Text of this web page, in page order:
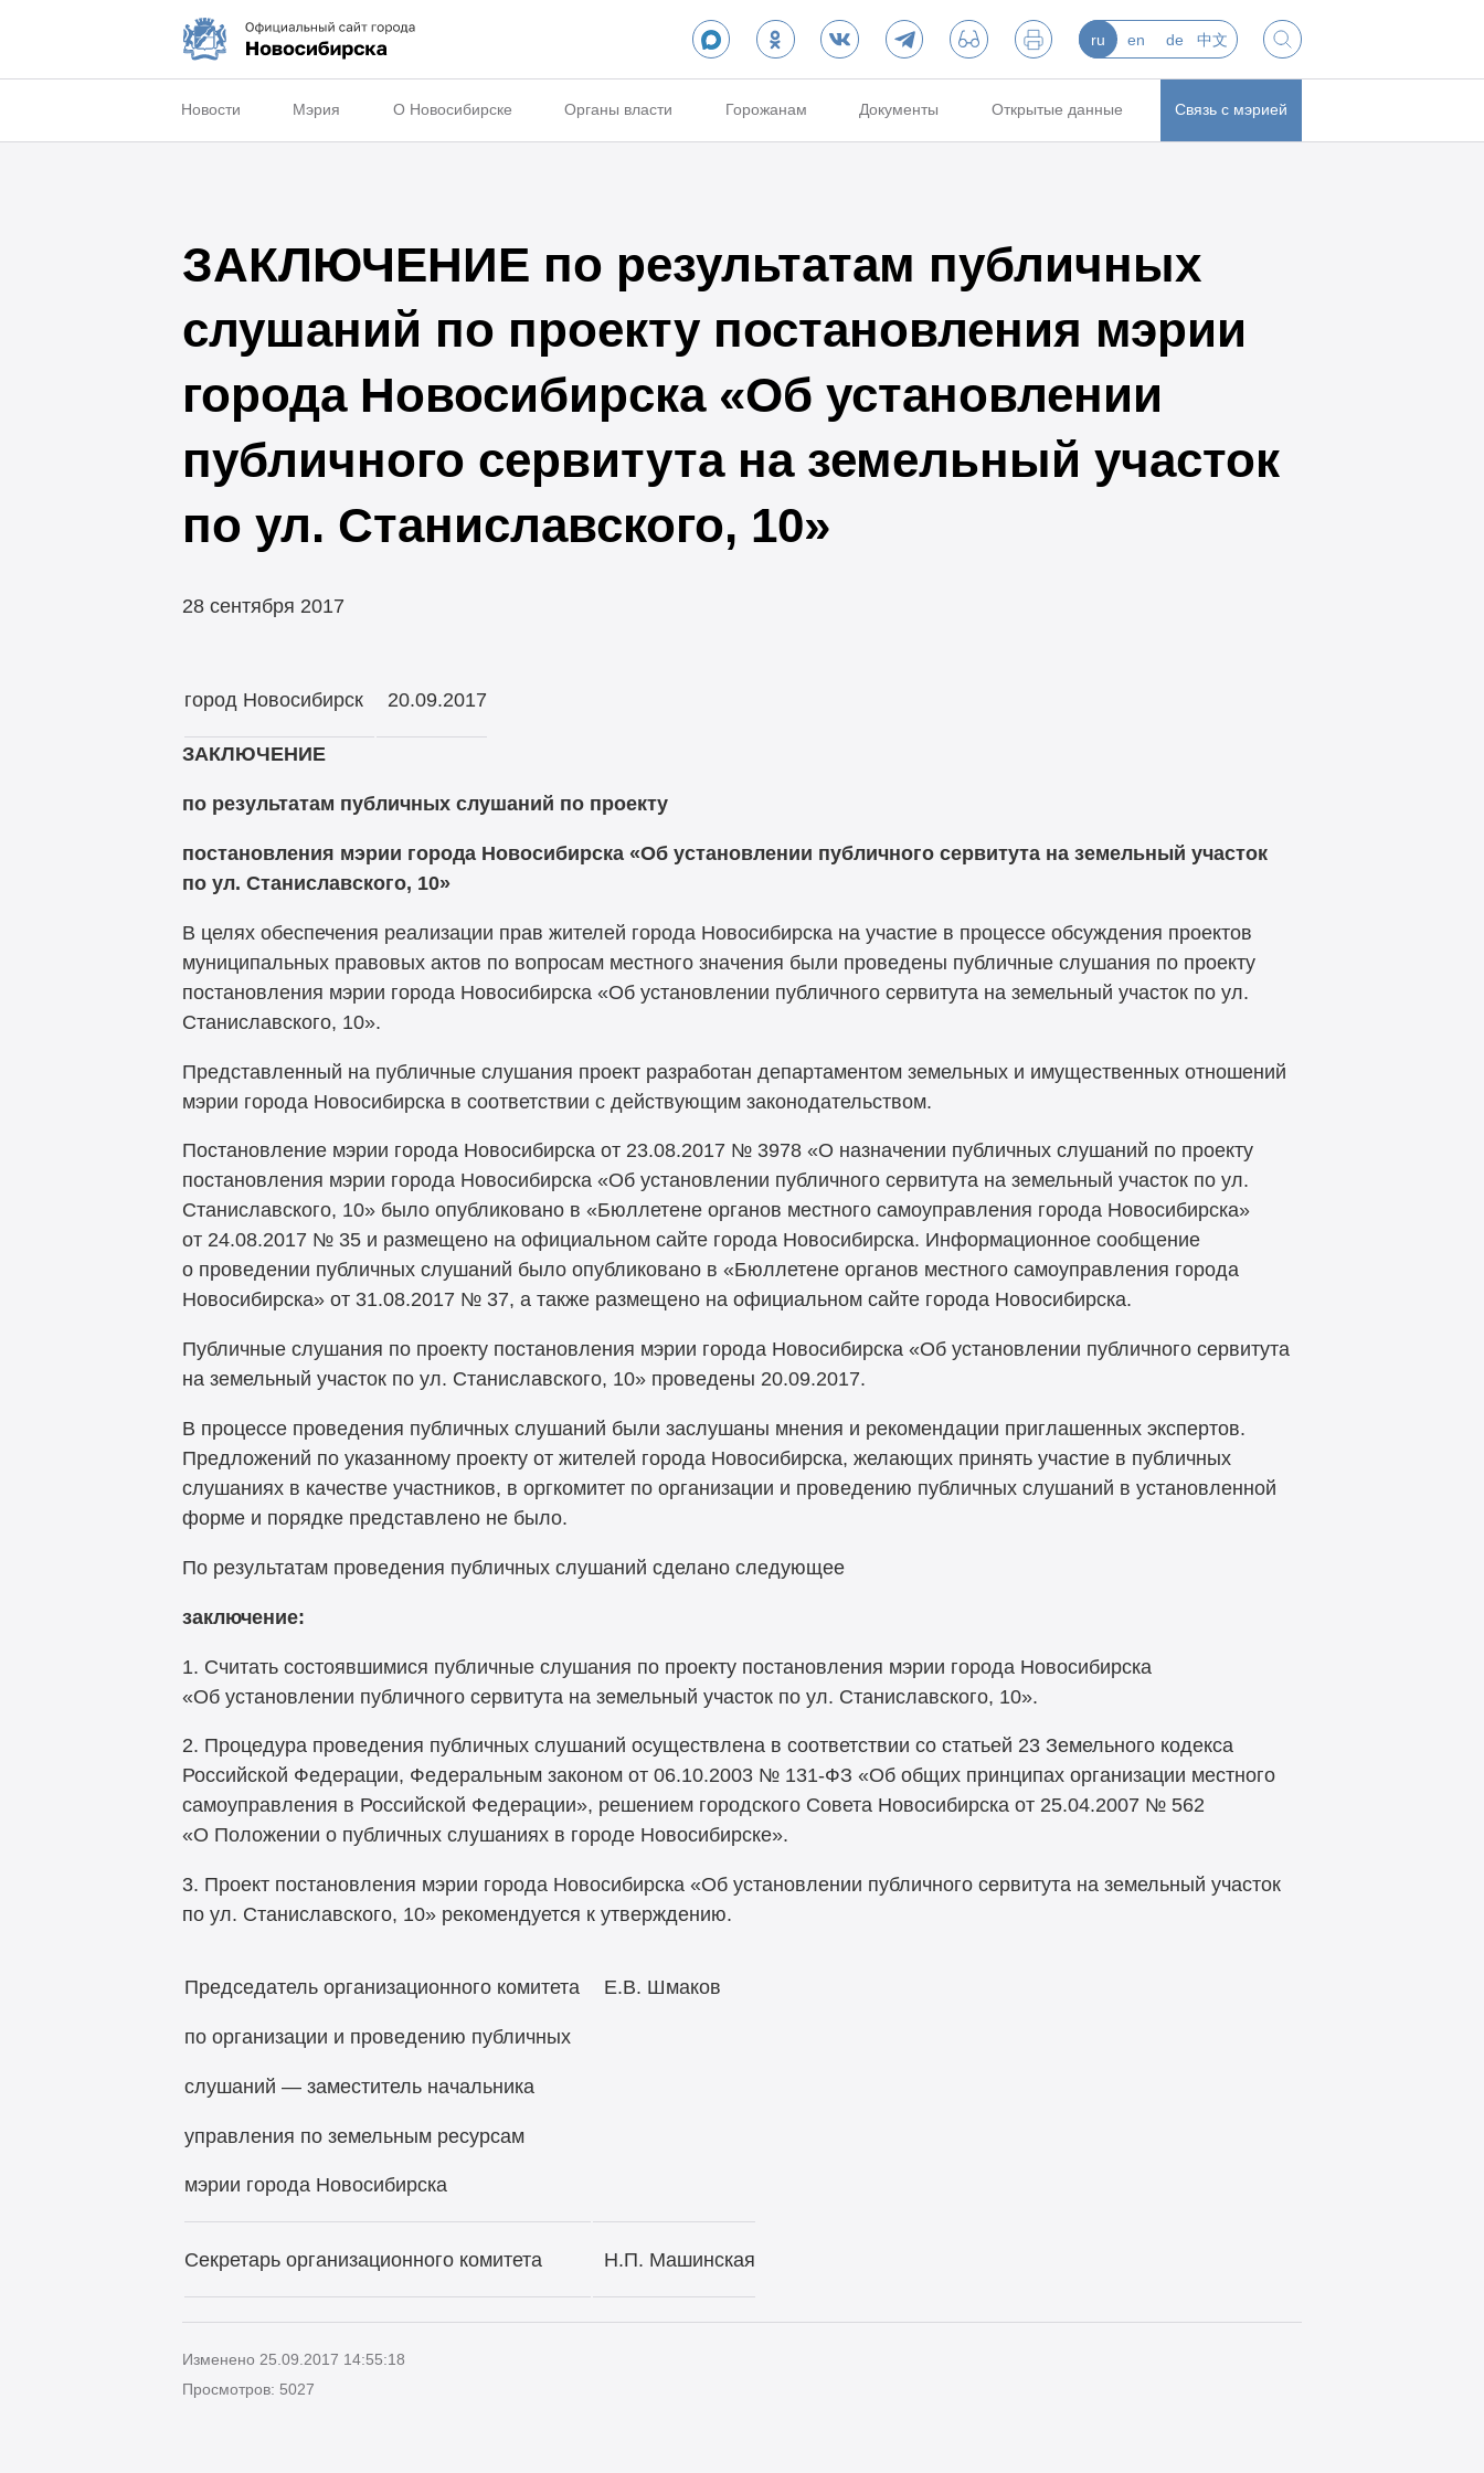
ru en de 中文
Новости Мэрия О Новосибирске Органы власти Горожанам Документы Открытые данные Связь с мэрией
ЗАКЛЮЧЕНИЕ по результатам публичных
слушаний по проекту постановления мэрии
города Новосибирска «Об установлении
публичного сервитута на земельный участок
по ул. Станиславского, 10»
28 сентября 2017
город Новосибирск 20.09.2017
ЗАКЛЮЧЕНИЕ
по результатам публичных слушаний по проекту
постановления мэрии города Новосибирска «Об установлении публичного сервитута на земельный участок
по ул. Станиславского, 10»
В целях обеспечения реализации прав жителей города Новосибирска на участие в процессе обсуждения проектов
муниципальных правовых актов по вопросам местного значения были проведены публичные слушания по проекту
постановления мэрии города Новосибирска «Об установлении публичного сервитута на земельный участок по ул.
Станиславского, 10».
Представленный на публичные слушания проект разработан департаментом земельных и имущественных отношений
мэрии города Новосибирска в соответствии с действующим законодательством.
Постановление мэрии города Новосибирска от 23.08.2017 № 3978 «О назначении публичных слушаний по проекту
постановления мэрии города Новосибирска «Об установлении публичного сервитута на земельный участок по ул.
Станиславского, 10» было опубликовано в «Бюллетене органов местного самоуправления города Новосибирска»
от 24.08.2017 № 35 и размещено на официальном сайте города Новосибирска. Информационное сообщение
о проведении публичных слушаний было опубликовано в «Бюллетене органов местного самоуправления города
Новосибирска» от 31.08.2017 № 37, а также размещено на официальном сайте города Новосибирска.
Публичные слушания по проекту постановления мэрии города Новосибирска «Об установлении публичного сервитута
на земельный участок по ул. Станиславского, 10» проведены 20.09.2017.
В процессе проведения публичных слушаний были заслушаны мнения и рекомендации приглашенных экспертов.
Предложений по указанному проекту от жителей города Новосибирска, желающих принять участие в публичных
слушаниях в качестве участников, в оргкомитет по организации и проведению публичных слушаний в установленной
форме и порядке представлено не было.
По результатам проведения публичных слушаний сделано следующее
заключение:
1. Считать состоявшимися публичные слушания по проекту постановления мэрии города Новосибирска
«Об установлении публичного сервитута на земельный участок по ул. Станиславского, 10».
2. Процедура проведения публичных слушаний осуществлена в соответствии со статьей 23 Земельного кодекса
Российской Федерации, Федеральным законом от 06.10.2003 № 131-ФЗ «Об общих принципах организации местного
самоуправления в Российской Федерации», решением городского Совета Новосибирска от 25.04.2007 № 562
«О Положении о публичных слушаниях в городе Новосибирске».
3. Проект постановления мэрии города Новосибирска «Об установлении публичного сервитута на земельный участок
по ул. Станиславского, 10» рекомендуется к утверждению.
Председатель организационного комитета
по организации и проведению публичных
слушаний — заместитель начальника
управления по земельным ресурсам
мэрии города Новосибирска
Е.В. Шмаков
Секретарь организационного комитета Н.П. Машинская
Изменено 25.09.2017 14:55:18
Просмотров: 5027